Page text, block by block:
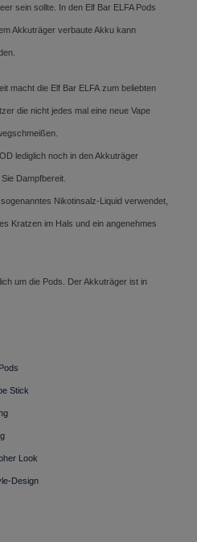
sein sollte. In den Elf Bar ELFA Pods
Akkuträger verbaute Akku kann
macht die Elf Bar ELFA zum beliebten
die nicht jedes mal eine neue Vape
lediglich noch in den Akkuträger
Dampfbereit.
Nikotinsalz-Liquid verwendet,
Kratzen im Hals und ein angenehmes
um die Pods. Der Akkuträger ist in
Stick
Look
Design